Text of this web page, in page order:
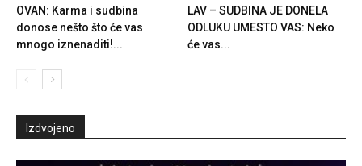
OVAN: Karma i sudbina
donose nešto što će vas
mnogo iznenaditi!...
LAV – SUDBINA JE DONELA
ODLUKU UMESTO VAS: Neko
će vas...
Izdvojeno